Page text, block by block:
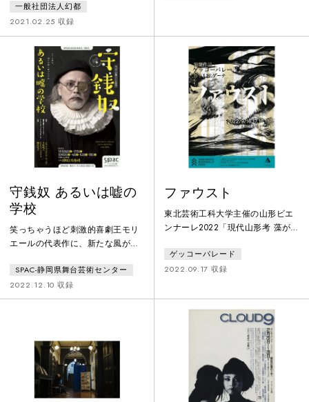
生み出された、もうひとつの『ロ
ミオとジュリエット』。老夫婦の
愛と別離を描いた物語。独創的な
手腕で原作を巧みに再構成したの
は、NTl『リーマン・トリロージ
ー』のベン・パワー。翻訳監修は
シェイクスピア３７戯曲の完訳を
成し遂げた松岡和子。老夫婦とな
ったロミオとジュリエットを演じ
るのは、土居裕子と大森博史。荒
井遼の演
一般社団法人幻都
2021.02.25 収録
守銭奴 あるいは嘘の
学校
笑っちゃうほど刺激的喜劇王モリ
エールの代表作に、新たな風が吹
パゴンが再婚相手に選んだのは、
貧しい家の娘…しかも息子の恋
人？！結婚をあきらめさせようと
時アルパゴンの金が盗まれてしま
う！ 怒り狂ったアルパゴン、犯人
探しの先に待ち受けるのは───フ
ランス人演出家ジャン・ランベー
ル＝ヴィルドが、SPACの俳優とと
SPAC-静岡県舞台芸術センター
2022.12.10 収録
ファウスト
東北芸術工科大学主催の山形ビエ
ンナーレ2022「現代山形考 藻が
館議場ホールの前庭で山形の市街
や文翔館の外観を背景に、庭内を
ウスト』の物語を上演。第二部は
「現代山形考 藻が湖伝説」の展示
会場となった議場ホールの中で登
場人物は自身の旅路を会場内で自
由に動き回りながら表現し、観客
も自由に動き回り美術品や上演を
鑑賞できる形式をとった。
ゲッコーパレード
2022.09.17 収録